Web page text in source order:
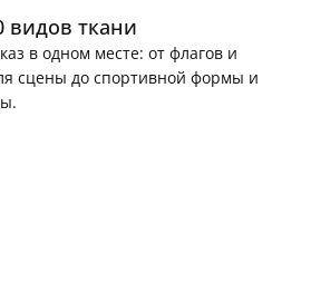
видов ткани
в одном месте: от флагов и
сцены до спортивной формы и